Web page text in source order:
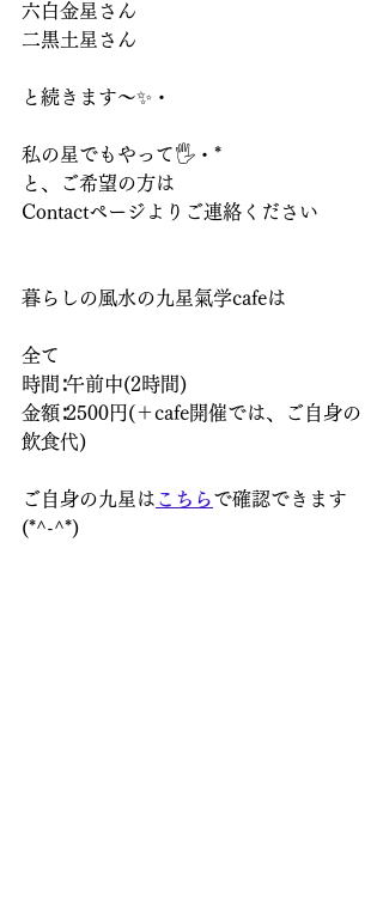
六白金星さん
二黒土星さん
と続きます～✨・
私の星でもやって🖐️・*
と、ご希望の方は
Contactページよりご連絡ください
暮らしの風水の九星氣学cafeは
全て
時間∶午前中(2時間)
金額∶2500円(＋cafe開催では、ご自身の
飲食代)
ご自身の九星は こちらで確認できます
(*^-^*)